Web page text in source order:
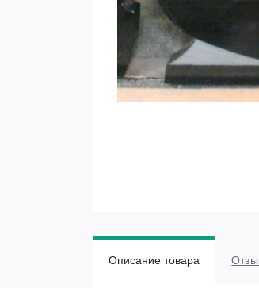
Описание товара